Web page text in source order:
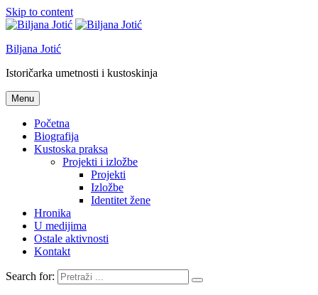
Skip to content
Biljana Jotić
Istoričarka umetnosti i kustoskinja
Menu
Početna
Biografija
Kustoska praksa
Projekti i izložbe
Projekti
Izložbe
Identitet žene
Hronika
U medijima
Ostale aktivnosti
Kontakt
Search for: